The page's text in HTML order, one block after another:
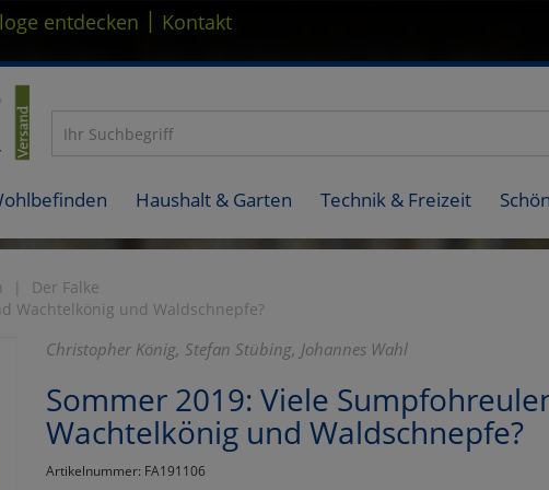
entdecken | Kontakt
Haushalt & Garten Technik & Freizeit
Der Falke
Wachtelkönig und Waldschnepfe?
Christopher König, Stefan Stübing, Johannes Wahl
Sommer 2019: Viele
Wachtelkönig und Waldschnepfe?
Artikelnummer: FA191106